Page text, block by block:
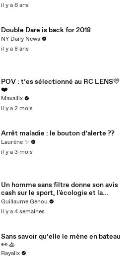
il y a 6 ans
Double Dare is back for 2018
NY Daily News
il y a 8 ans
POV : t’es sélectionné au RC LENS💛
❤️
Maxallix
il y a 2 mois
Arrêt maladie : le bouton d’alerte ??
Laurène ✨
il y a 3 mois
Un homme sans filtre donne son avis
cash sur le sport, l'écologie et la
génération future !
Guillaume Genou
il y a 4 semaines
Sans savoir qu’elle le mène en bateau
👀🚣
Rayalix